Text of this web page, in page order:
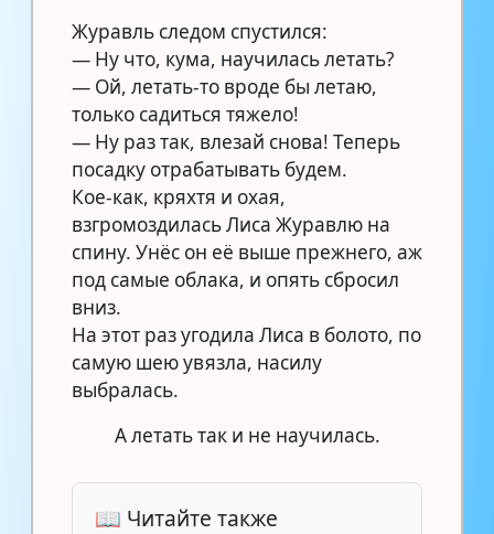
Журавль следом спустился:
— Ну что, кума, научилась летать?
— Ой, летать-то вроде бы летаю,
только садиться тяжело!
— Ну раз так, влезай снова! Теперь
посадку отрабатывать будем.
Кое-как, кряхтя и охая,
взгромоздилась Лиса Журавлю на
спину. Унёс он её выше прежнего, аж
под самые облака, и опять сбросил
вниз.
На этот раз угодила Лиса в болото, по
самую шею увязла, насилу
выбралась.
А летать так и не научилась.
📖 Читайте также